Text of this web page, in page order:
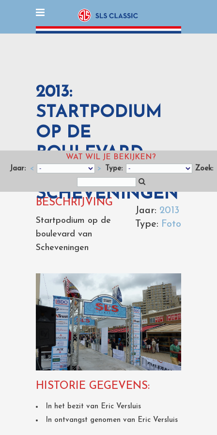
2013:
STARTPODIUM
OP DE
BOULEVARD
VAN
SCHEVENINGEN
WAT WIL JE BEKIJKEN?
Jaar: < > Type: Zoek:
Jaar: 2013
Type: Foto
BESCHRIJVING
Startpodium op de
boulevard van
Scheveningen
HISTORIE GEGEVENS:
In het bezit van Eric Versluis
In ontvangst genomen van Eric Versluis